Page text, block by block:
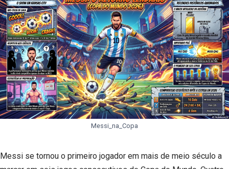
Messi_na_Copa
Messi se tornou o primeiro jogador em mais de meio século a